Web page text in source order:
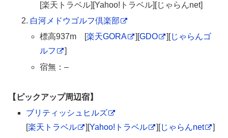
[楽天トラベル][Yahoo!トラベル][じゃらんnet]
白河メドウゴルフ倶楽部
標高937m [楽天GORA ][GDO ][じゃらんゴ
ルフ
]
宿無：–
【ピックアップ周辺宿】
ブリティッシュヒルズ
[楽天トラベル ][Yahoo!トラベル ][じゃらんnet
]